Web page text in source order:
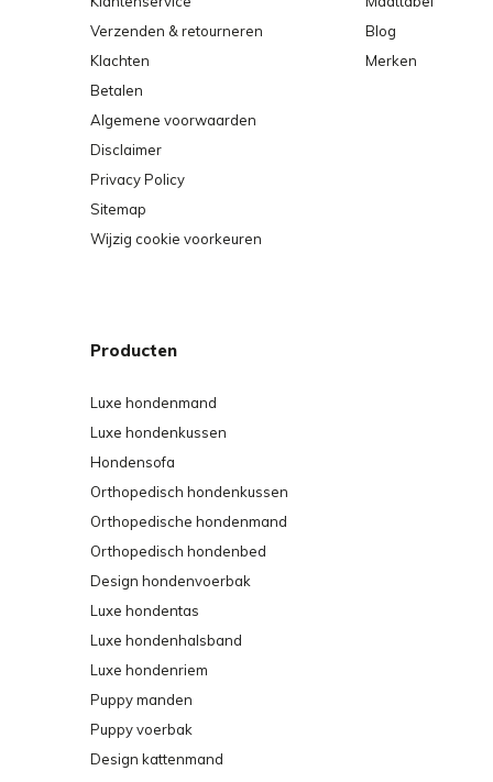
Verzenden & retourneren
Klachten
Betalen
Algemene voorwaarden
Disclaimer
Privacy Policy
Sitemap
Wijzig cookie voorkeuren
Blog
Merken
Producten
Luxe hondenmand
Luxe hondenkussen
Hondensofa
Orthopedisch hondenkussen
Orthopedische hondenmand
Orthopedisch hondenbed
Design hondenvoerbak
Luxe hondentas
Luxe hondenhalsband
Luxe hondenriem
Puppy manden
Puppy voerbak
Design kattenmand